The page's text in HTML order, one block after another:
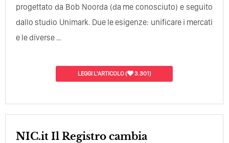
progettato da Bob Noorda (da me conosciuto) e seguito
dallo studio Unimark. Due le esigenze: unificare i mercati
e le diverse …
LEGGI L'ARTICOLO( 3.301)
NIC.it Il Registro cambia